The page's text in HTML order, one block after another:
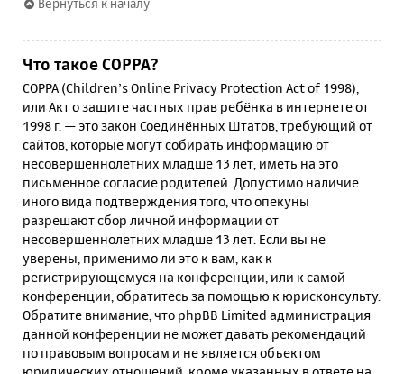
Что такое COPPA?
COPPA (Children’s Online Privacy Protection Act of 1998),
или Акт о защите частных прав ребёнка в интернете от
1998 г. — это закон Соединённых Штатов, требующий от
сайтов, которые могут собирать информацию от
несовершеннолетних младше 13 лет, иметь на это
письменное согласие родителей. Допустимо наличие
иного вида подтверждения того, что опекуны
разрешают сбор личной информации от
несовершеннолетних младше 13 лет. Если вы не
уверены, применимо ли это к вам, как к
регистрирующемуся на конференции, или к самой
конференции, обратитесь за помощью к юрисконсульту.
Обратите внимание, что phpBB Limited администрация
данной конференции не может давать рекомендаций
по правовым вопросам и не является объектом